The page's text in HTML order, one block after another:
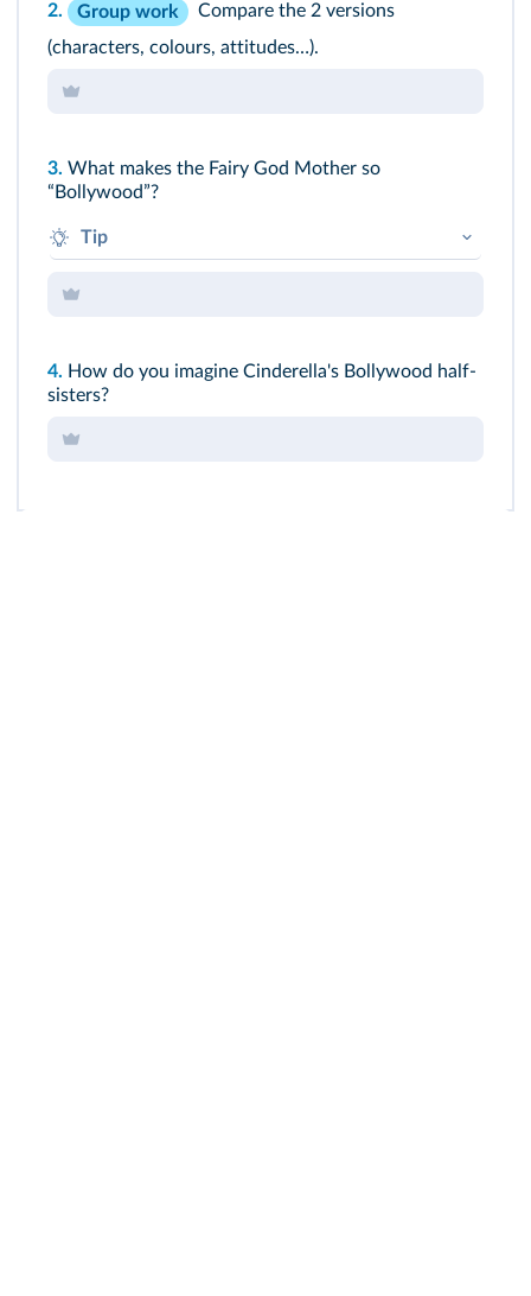
2. Group work
Compare the 2 versions
(characters, colours, attitudes…).
3. What makes the Fairy God Mother so
“Bollywood”?
Tip
The Disney Cinderella wears... whereas... the
4. How do you imagine Cinderella's Bollywood half-
sisters?